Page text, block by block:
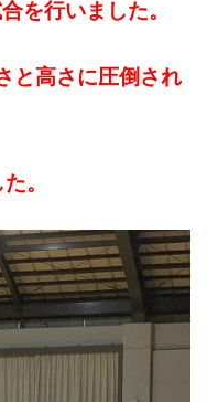
を行いました。
と高さに圧倒され
。